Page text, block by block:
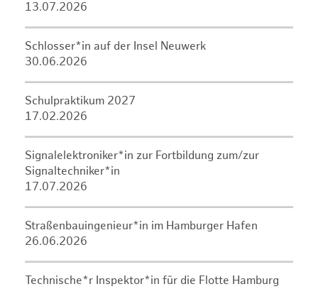
13.07.2026
Schlosser*in auf der Insel Neuwerk
30.06.2026
Schulpraktikum 2027
17.02.2026
Signalelektroniker*in zur Fortbildung zum/zur
Signaltechniker*in
17.07.2026
Straßenbauingenieur*in im Hamburger Hafen
26.06.2026
Technische*r Inspektor*in für die Flotte Hamburg